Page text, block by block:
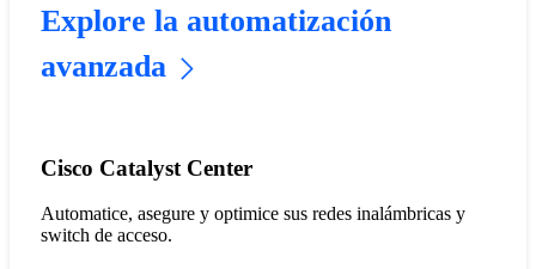
Explore la automatización
avanzada
Cisco Catalyst Center
Automatice, asegure y optimice sus redes inalámbricas y
switch de acceso.